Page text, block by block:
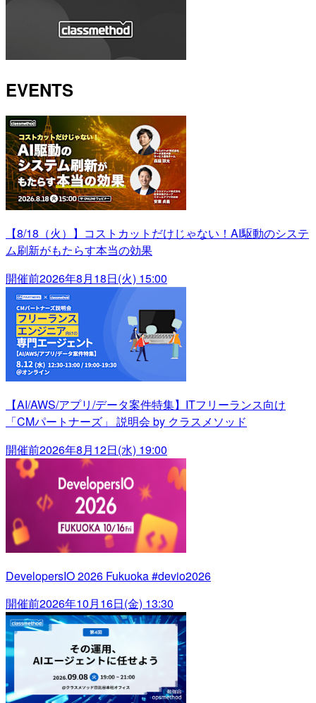
EVENTS
【8/18（火）】コストカットだけじゃない！AI駆動のシステ
ム刷新がもたらす本当の効果
開催前2026年8月18日(火) 15:00
【AI/AWS/アプリ/データ案件特集】ITフリーランス向け
「CMパートナーズ」 説明会 by クラスメソッド
開催前2026年8月12日(水) 19:00
DevelopersIO 2026 Fukuoka #devio2026
開催前2026年10月16日(金) 13:30